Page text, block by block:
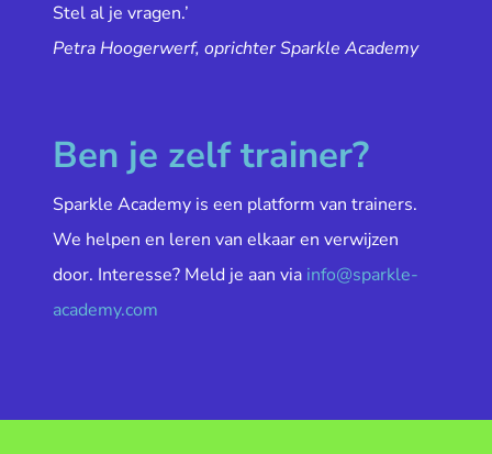
Stel al je vragen.’
Petra Hoogerwerf, oprichter Sparkle Academy
Ben je zelf trainer?
Sparkle Academy is een platform van trainers.
We helpen en leren van elkaar en verwijzen
door. Interesse? Meld je aan via info@sparkle-
academy.com